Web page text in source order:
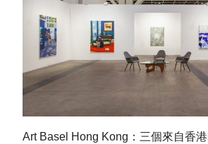
Art Basel Hong Kong：三個來自香